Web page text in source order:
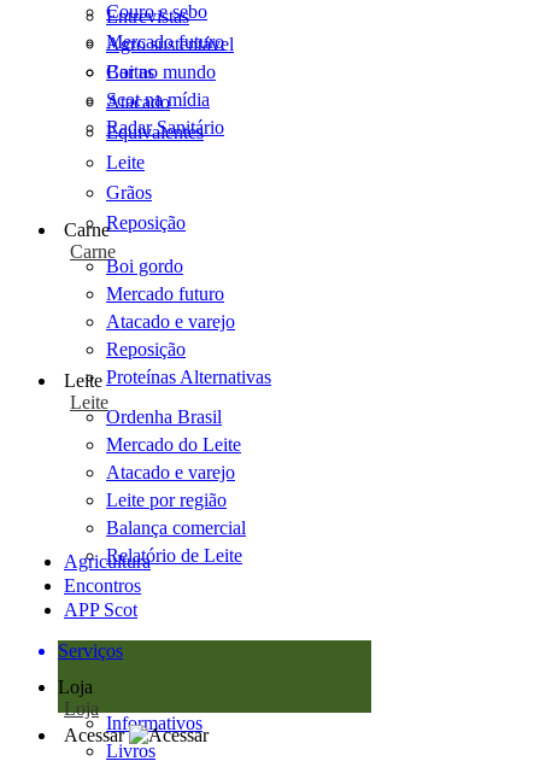
Entrevistas
Agro sustentável
Cartas
Scot na mídia
Radar Sanitário
Couro e sebo
Mercado futuro
Boi no mundo
Atacado
Equivalentes
Leite
Grãos
Reposição
Carne
Carne
Boi gordo
Mercado futuro
Atacado e varejo
Reposição
Proteínas Alternativas
Leite
Leite
Ordenha Brasil
Mercado do Leite
Atacado e varejo
Leite por região
Balança comercial
Relatório de Leite
Agricultura
Encontros
APP Scot
Serviços
Loja
Loja
Informativos
Livros
Acessar